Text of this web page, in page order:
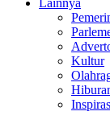
Lainnya
Kultur